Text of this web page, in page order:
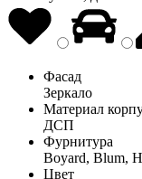
Фасад
Зеркало
Материал
ДСП
Фурнитура
Boyard, Blum,
Цвет